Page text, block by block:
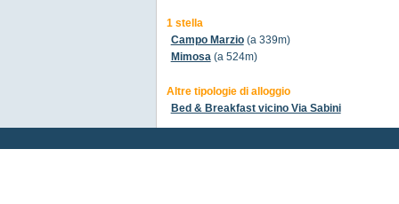
1 stella
Campo Marzio(a 339m)
Mimosa(a 524m)
Altre tipologie di alloggio
Bed & Breakfast vicino Via Sabini